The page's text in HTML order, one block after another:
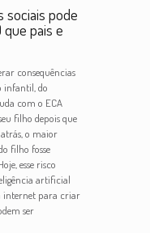
sociais pode
pais e
consequências
infantil, do
com o ECA
filho depois que
o maior
filho fosse
esse risco
artificial
internet para criar
ser